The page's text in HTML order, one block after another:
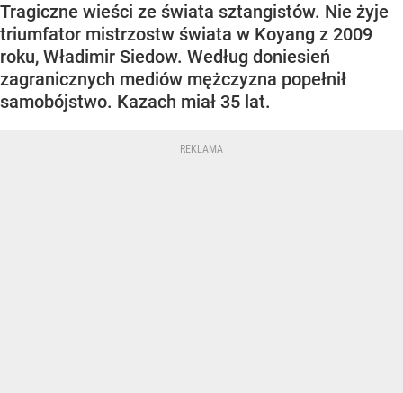
Tragiczne wieści ze świata sztangistów. Nie żyje
triumfator mistrzostw świata w Koyang z 2009
roku, Władimir Siedow. Według doniesień
zagranicznych mediów mężczyzna popełnił
samobójstwo. Kazach miał 35 lat.